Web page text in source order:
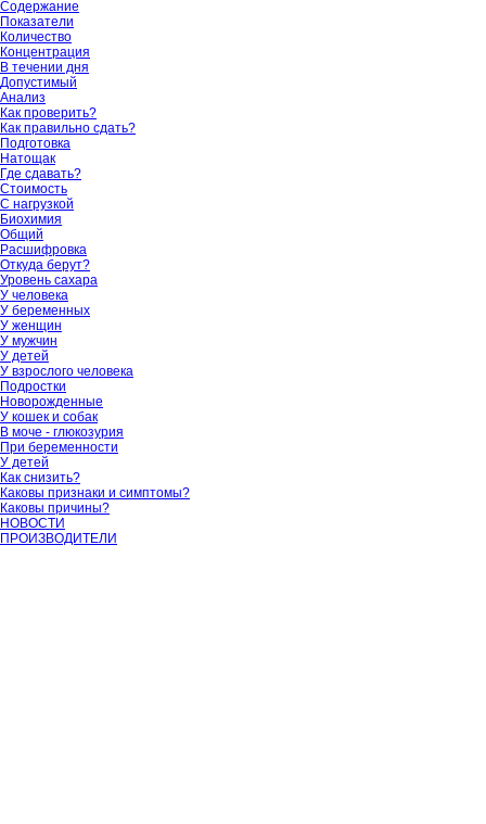
Содержание
Показатели
Количество
Концентрация
В течении дня
Допустимый
Анализ
Как проверить?
Как правильно сдать?
Подготовка
Натощак
Где сдавать?
Стоимость
С нагрузкой
Биохимия
Общий
Расшифровка
Откуда берут?
Уровень сахара
У человека
У беременных
У женщин
У мужчин
У детей
У взрослого человека
Подростки
Новорожденные
У кошек и собак
В моче - глюкозурия
При беременности
У детей
Как снизить?
Каковы признаки и симптомы?
Каковы причины?
НОВОСТИ
ПРОИЗВОДИТЕЛИ